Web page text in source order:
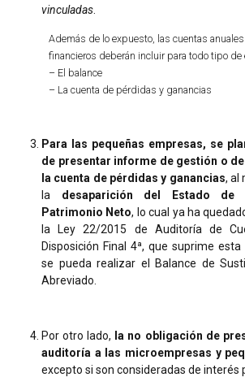
vinculadas
Además de lo expuesto, las cuentas
financieros deberán incluir para todo tipo de
– El balance
– La cuenta de pérdidas y ganancias
Para las pequeñas empresas, se
de presentar informe de gestión o
la cuenta de pérdidas y ganancias, al
la desaparición del Estado de
Patrimonio Neto, lo cual ya ha
la Ley 22/2015 de Auditoría de
Disposición Final 4ª, que suprime
se pueda realizar el Balance de
Abreviado.
Por otro lado, la no obligación de
auditoría a las microempresas y
excepto si son consideradas de interés